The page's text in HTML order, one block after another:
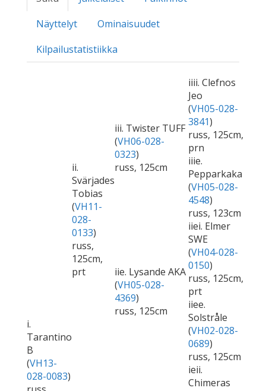
Näyttelyt
Ominaisuudet
Kilpailustatistiikka
i.
Tarantino
B
(VH13-
028-0083)
ii.
Svärjades
Tobias
(VH11-
028-
0133)
russ,
125cm,
prt
iii. Twister TUFF
(VH06-028-
0323)
russ, 125cm
iiii. Clefnos
Jeo
(VH05-028-
3841)
russ, 125cm,
prn
iiie.
Pepparkaka
(VH05-028-
4548)
russ, 123cm
iie. Lysande AKA
(VH05-028-
4369)
russ, 125cm
iiei. Elmer
SWE
(VH04-028-
0150)
russ, 125cm,
prt
iiee.
Solstråle
(VH02-028-
0689)
russ, 125cm
ieii.
Chimeras